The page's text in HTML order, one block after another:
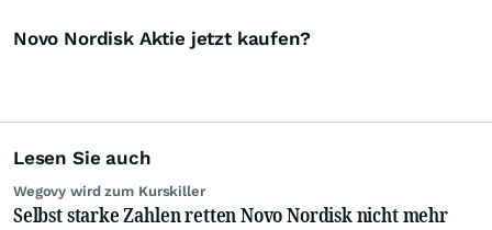
Novo Nordisk Aktie jetzt kaufen?
Lesen Sie auch
Wegovy wird zum Kurskiller
Selbst starke Zahlen retten Novo Nordisk nicht mehr